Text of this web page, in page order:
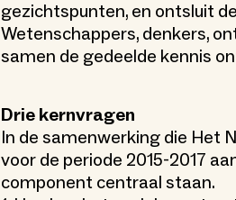
gezichtspunten, en ontsluit
Wetenschappers, denkers,
samen de gedeelde kennis
Drie kernvragen
In de samenwerking die Het
voor de periode 2015-2017
component centraal staan.